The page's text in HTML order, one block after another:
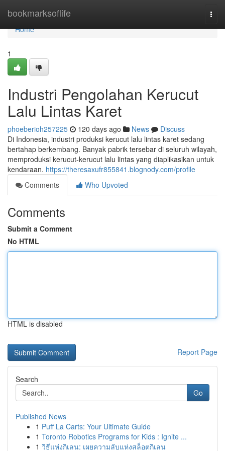
bookmarksoflife
Home
Home
1
Industri Pengolahan Kerucut
Lalu Lintas Karet
phoeberioh257225 120 days ago News
Discuss
Di Indonesia, industri produksi kerucut lalu lintas karet sedang
bertahap berkembang. Banyak pabrik tersebar di seluruh wilayah,
memproduksi kerucut-kerucut lalu lintas yang diaplikasikan untuk
kendaraan. https://theresaxufr855841.blognody.com/profile
Comments
Who Upvoted
Comments
Submit a Comment
No HTML
HTML is disabled
Report Page
Search
Go
Published News
1 Puff La Carts: Your Ultimate Guide
1 Toronto Robotics Programs for Kids : Ignite ...
1 วิธีแห่งกิเลน: เผยความลับแห่งสล็อตกิเลน